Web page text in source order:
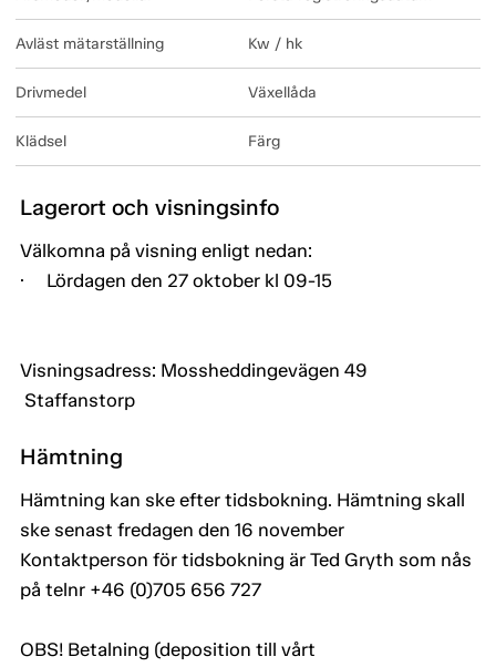
Avläst mätarställning Kw / hk
Drivmedel Växellåda
Klädsel Färg
Lagerort och visningsinfo
Välkomna på visning enligt nedan:
· Lördagen den 27 oktober kl 09-15
Visningsadress: Mossheddingevägen 49
Staffanstorp
Hämtning
Hämtning kan ske efter tidsbokning. Hämtning skall
ske senast fredagen den 16 november
Kontaktperson för tidsbokning är Ted Gryth som nås
på telnr +46 (0)705 656 727
OBS! Betalning (deposition till vårt